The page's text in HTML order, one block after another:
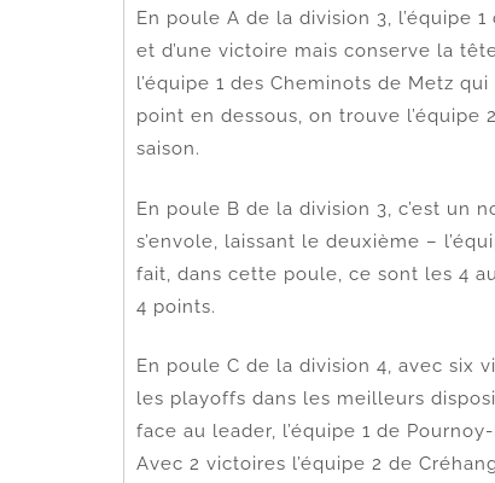
En poule A de la division 3, l’équipe
et d’une victoire mais conserve la
l’équipe 1 des Cheminots de Metz
point en dessous, on trouve l’équipe
saison.
En poule B de la division 3, c’est un
s’envole, laissant le deuxième –
fait, dans cette poule, ce sont les 4
4 points.
En poule C de la division 4, avec six
les playoffs dans les meilleurs
face au leader, l’équipe 1 de
Avec 2 victoires l’équipe 2 de